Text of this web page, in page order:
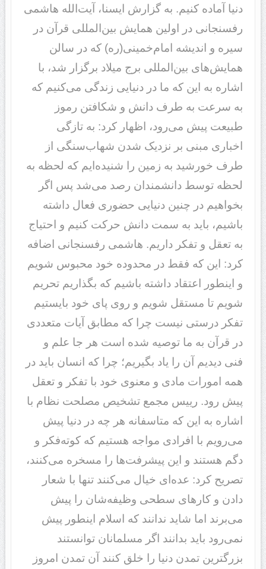
دنیا آماده کنیم. به گزارش ‌ایسنا‌، آیت‌الله هاشمی
رفسنجانی در اولین همایش بین‌المللی قرآن در
سیره و اندیشه امام‌خمینی‌(ره) که در سالن
همایش‌های بین‌المللی برج میلاد برگزار شد، با
اشاره به این که ما در دنیایی زندگی می‌کنیم که
به سرعت به طرف دانش و شکافتن رموز
طبیعت پیش می‌رود، اظهار کرد: به تازگی
اخباری مبنی بر نزدیک شدن شهاب‌سنگی از
طرف خورشید به زمین را شنیده‌ایم که لحظه به
لحظه توسط دانشمندان رصد می‌شد پس اگر
بخواهیم در چنین دنیایی حضوری فعال داشته
باشیم، باید به سمت دانش حرکت کنیم و احتیاج
به تعقل و تفکر داریم. هاشمی رفسنجانی اضافه
کرد: این که فقط در محدوده خود محبوس شویم
و اینطور اعتقاد داشته باشیم که بگذاریم تحریم
شویم تا مستقل شویم و روی پای خود بایستیم
تفکر درستی نیست چرا که مطابق آیات متعددی
در قرآن به ما توصیه شده است هر جا علم و
فنی دیدیم آن را یاد بگیریم؛ چرا که انسان باید در
همه امورات مادی و معنوی خود با تفکر و تعقل
پیش رود. رییس مجمع تشخیص مصلحت نظام با
اشاره به این که متاسفانه هر چه در دنیا پیش
می‌رویم با افرادی مواجه هستیم که کوته‌‌فکر و
دگم هستند و این پیشرفت‌ها را مسخره می‌کنند،
تصریح کرد: عده‌ای خیال می‌کنند تنها با شعار
دادن و کارهای سطحی وظیفه‌شان را پیش
می‌‌برند اما شاید ندانند که اسلام اینطور پیش
نمی‌رود باید بدانند اگر مسلمانان توانستند
بزرگترین تمدن دنیا را خلق کنند آن تمدن امروز